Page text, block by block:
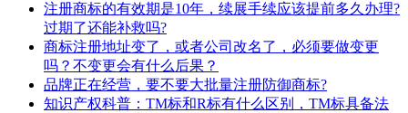
注册商标的有效期是10年，续展手续应该提前多久办理?
过期了还能补救吗?
商标注册地址变了，或者公司改名了，必须要做变更
吗？不变更会有什么后果？
​品牌正在经营，要不要大批量注册防御商标?
知识产权科普：TM标和R标有什么区别，TM标具备法